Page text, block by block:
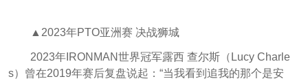
▲2023年PTO亚洲赛 决战狮城
2023年IRONMAN世界冠军露西 查尔斯（Lucy Charle
s）曾在2019年赛后复盘说起：“当我看到追我的那个是安